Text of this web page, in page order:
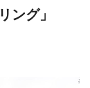
ング」